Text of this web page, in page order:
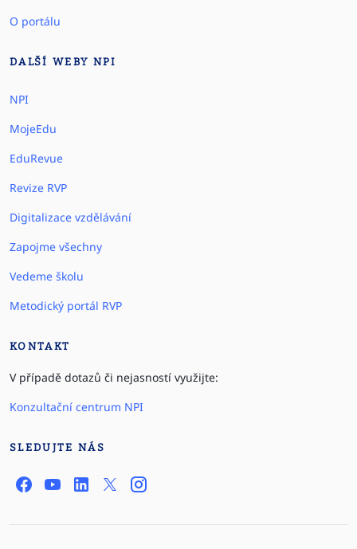
O portálu
DALŠÍ WEBY NPI
NPI
MojeEdu
EduRevue
Revize RVP
Digitalizace vzdělávání
Zapojme všechny
Vedeme školu
Metodický portál RVP
KONTAKT
V případě dotazů či nejasností využijte:
Konzultační centrum NPI
SLEDUJTE NÁS